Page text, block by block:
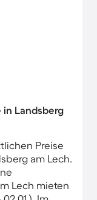
Landsberg
Preise
am Lech.
Lech mieten